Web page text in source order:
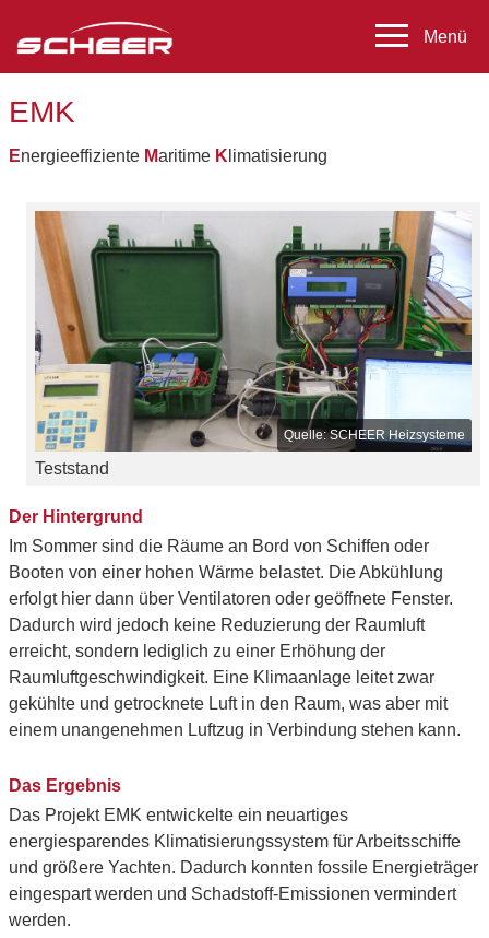
EMK
Energieeffiziente Maritime K limatisierung
SCHEER Heizsysteme
Teststand
Der Hintergrund
Im Sommer sind die Räume an Bord von Schiffen oder
Booten von einer hohen Wärme belastet. Die Abkühlung
erfolgt hier dann über Ventilatoren oder geöffnete Fenster.
Dadurch wird jedoch keine Reduzierung der Raumluft
erreicht, sondern lediglich zu einer Erhöhung der
Raumluftgeschwindigkeit. Eine Klimaanlage leitet zwar
gekühlte und getrocknete Luft in den Raum, was aber mit
einem unangenehmen Luftzug in Verbindung stehen kann.
Das Ergebnis
Das Projekt EMK entwickelte ein neuartiges
energiesparendes Klimatisierungssystem für Arbeitsschiffe
und größere Yachten. Dadurch konnten fossile Energieträger
eingespart werden und Schadstoff-Emissionen vermindert
werden.